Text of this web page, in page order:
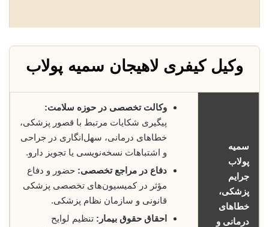
وکیل کیفری لاهیجان سمیه پولاب
سمیه
پولاب
جرایم
پزشکی،
خطاهای
درمانی و
وکالت تخصصی در حوزه سلامت:
پیگیری شکایات مرتبط با قصور پزشکی،
خطاهای درمانی، سهل‌انگاری در جراحی
و اشتباهات نسخه‌نویسی یا تجویز دارو.
دفاع در مراجع تخصصی: حضور و دفاع
مؤثر در کمیسیون‌های تخصصی پزشکی
قانونی و سازمان نظام پزشکی.
احقاق حقوق بیمار: تنظیم لوایح